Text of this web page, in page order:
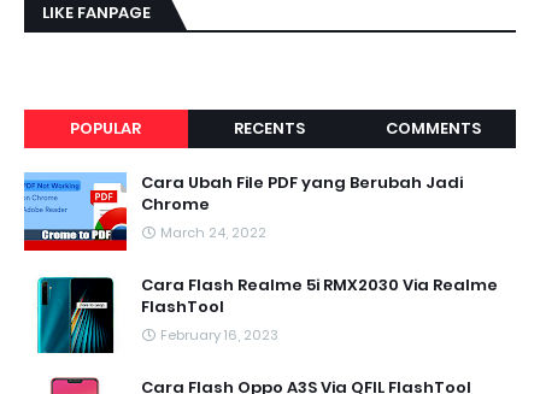
LIKE FANPAGE
POPULAR RECENTS COMMENTS
Cara Ubah File PDF yang Berubah Jadi
Chrome
March 24, 2022
Cara Flash Realme 5i RMX2030 Via Realme
FlashTool
February 16, 2023
Cara Flash Oppo A3S Via QFIL FlashTool